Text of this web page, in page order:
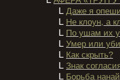
L Даже я
L Не клоун, а
L По ушам их
L Умер или
L Как скрыть?
L Знак
L Борьба